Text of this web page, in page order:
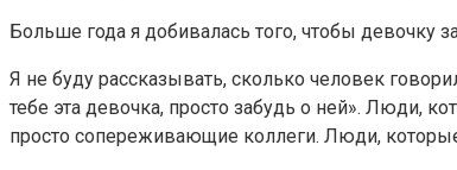
Больше года я добивалась того, чтобы девочку
Я не буду рассказывать, сколько человек
тебе эта девочка, просто забудь о ней». Люди,
просто сопереживающие коллеги. Люди,